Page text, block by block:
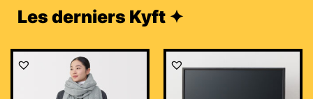
Les derniers Kyft ✦